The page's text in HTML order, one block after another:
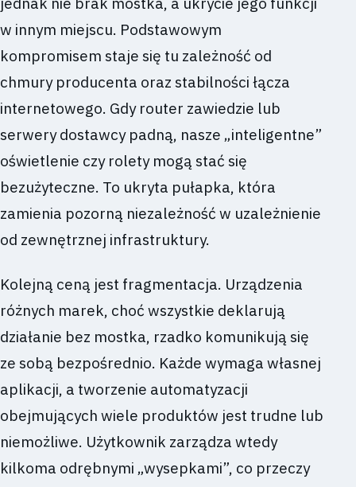
w innym miejscu. Podstawowym
kompromisem staje się tu zależność od
chmury producenta oraz stabilności łącza
internetowego. Gdy router zawiedzie lub
serwery dostawcy padną, nasze „inteligentne”
oświetlenie czy rolety mogą stać się
bezużyteczne. To ukryta pułapka, która
zamienia pozorną niezależność w uzależnienie
od zewnętrznej infrastruktury.
Kolejną ceną jest fragmentacja. Urządzenia
różnych marek, choć wszystkie deklarują
działanie bez mostka, rzadko komunikują się
ze sobą bezpośrednio. Każde wymaga własnej
aplikacji, a tworzenie automatyzacji
obejmujących wiele produktów jest trudne lub
niemożliwe. Użytkownik zarządza wtedy
kilkoma odrębnymi „wysepkami”, co przeczy